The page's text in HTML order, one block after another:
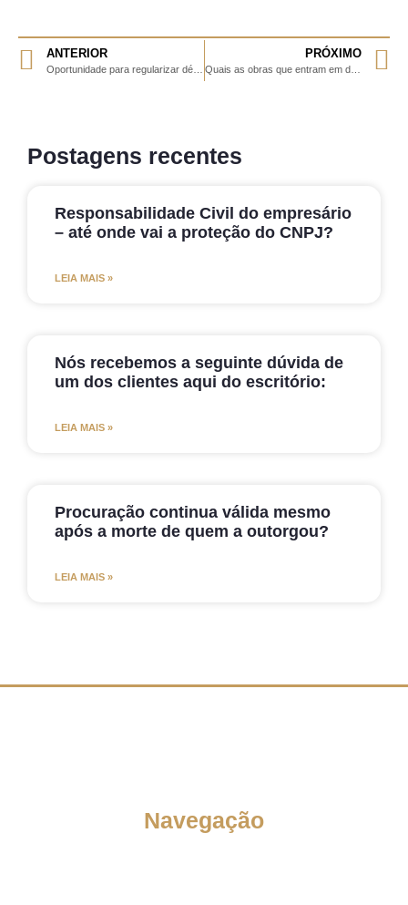
ANTERIOR PRÓXIMO
Quais as obras que entram em domínio público em 2025?
Postagens recentes
Responsabilidade Civil do empresário
– até onde vai a proteção do CNPJ?
LEIA MAIS »
Nós recebemos a seguinte dúvida de
um dos clientes aqui do escritório:
LEIA MAIS »
Procuração continua válida mesmo
após a morte de quem a outorgou?
LEIA MAIS »
Navegação